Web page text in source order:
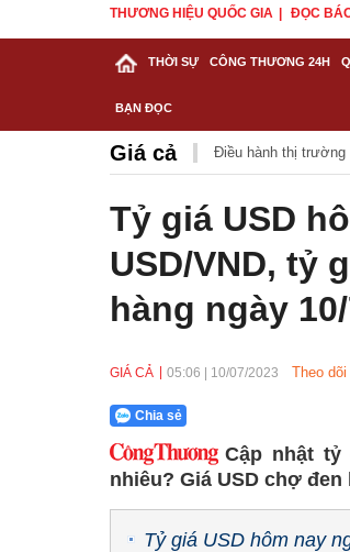
THƯƠNG HIỆU QUỐC GIA ĐỌC
THỜI SỰ CÔNG THƯƠNG 24H
BẠN ĐỌC
Giá cả Điều hành thị trường
Tỷ giá USD
USD/VND, tỷ
hàng ngày
GIÁ CẢ 05:06 10/07/2023 Theo
Chia sẻ
Cập nhật tỷ
nhiêu? Giá USD chợ đen
Tỷ giá USD hôm nay